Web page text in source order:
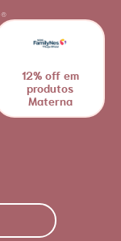
12% off em
produtos
Materna